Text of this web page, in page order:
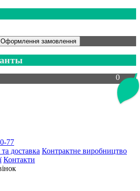
Оформлення замовлення
0
77
доставка Контрактне виробництво
Контакти